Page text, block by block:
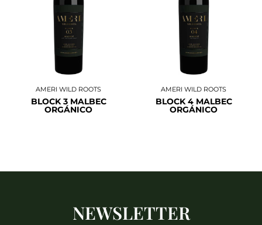
AMERI WILD ROOTS
BLOCK 3 MALBEC
ORGÁNICO
AMERI WILD ROOTS
BLOCK 4 MALBEC
ORGÁNICO
NEWSLETTER